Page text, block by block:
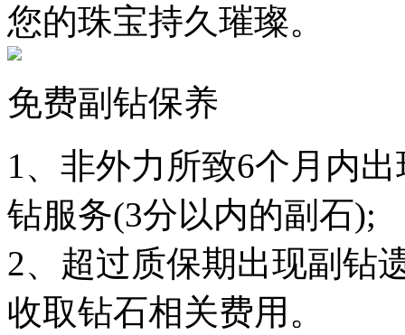
您的珠宝持久璀璨。
免费副钻保养
1、非外力所致6个月内
钻服务(3分以内的副石);
2、超过质保期出现副钻
收取钻石相关费用。